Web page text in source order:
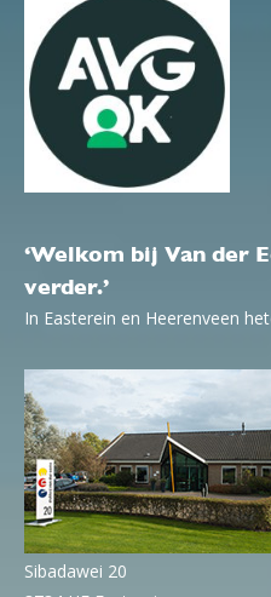
‘Welkom bij Van der
verder.’
In Easterein en Heerenveen
Sibadawei 20